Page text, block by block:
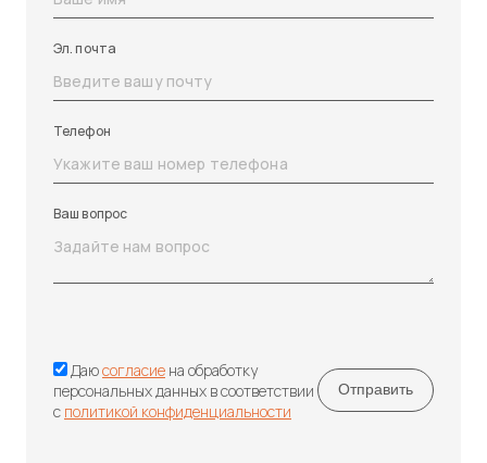
Эл. почта
Телефон
Ваш вопрос
Даюсогласие на обработку
персональных данных в соответствии
с политикой конфиденциальности